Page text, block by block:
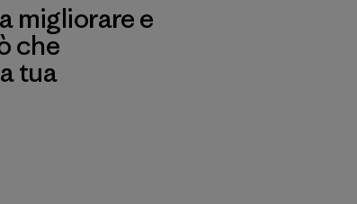
migliorare e
che
tua